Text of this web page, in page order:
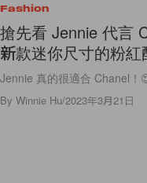
Fashion
搶先看 Jennie 代言
新款迷你尺寸的粉紅
Jennie 真的很適合 Chanel！
By Winnie Hu/2023年3月21日